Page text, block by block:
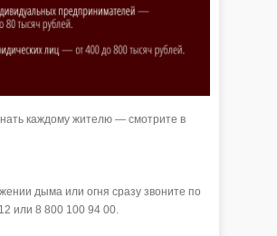
каждому жителю — смотрите в
дыма или огня сразу звоните по
или 8 800 100 94 00.